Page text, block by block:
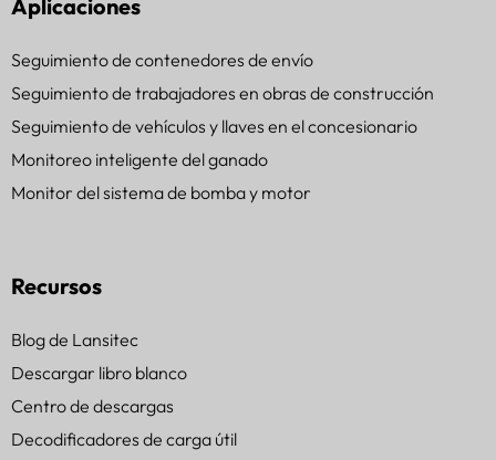
Aplicaciones
Seguimiento de contenedores de envío
Seguimiento de trabajadores en obras de construcción
Seguimiento de vehículos y llaves en el concesionario
Monitoreo inteligente del ganado
Monitor del sistema de bomba y motor
Recursos
Blog de Lansitec
Descargar libro blanco
Centro de descargas
Decodificadores de carga útil